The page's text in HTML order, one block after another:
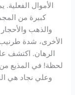
الأموال
كبيرة من
والذهب
الأخرى، شدة
الرهان. اكتشف
لحظة! في المذيع
وعلي نجاد هي